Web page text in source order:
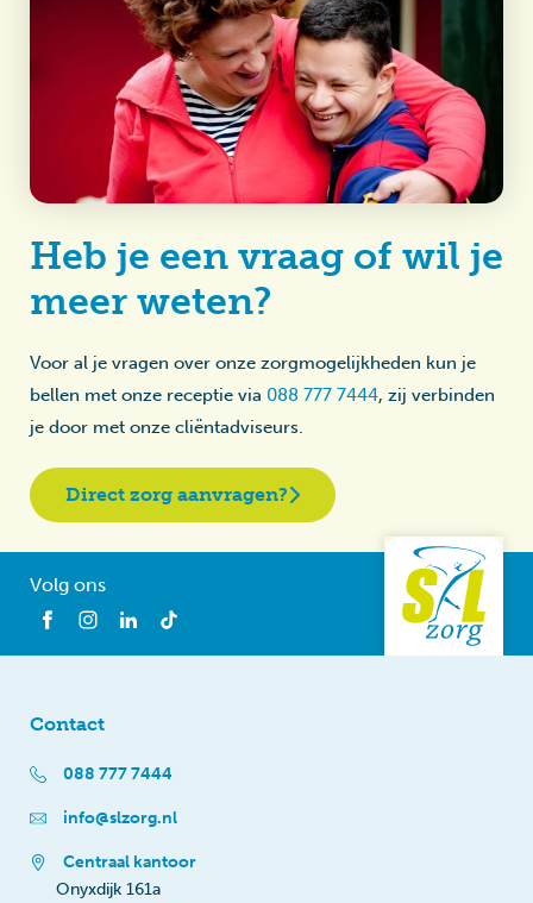
Heb je een vraag of wil je
meer weten?
Voor al je vragen over onze zorgmogelijkheden kun je
bellen met onze receptie via 088 777 7444, zij verbinden
je door met onze cliëntadviseurs.
Direct zorg aanvragen?
Volg ons
Contact
088 777 7444
info@slzorg.nl
Centraal kantoor
Onyxdijk 161a